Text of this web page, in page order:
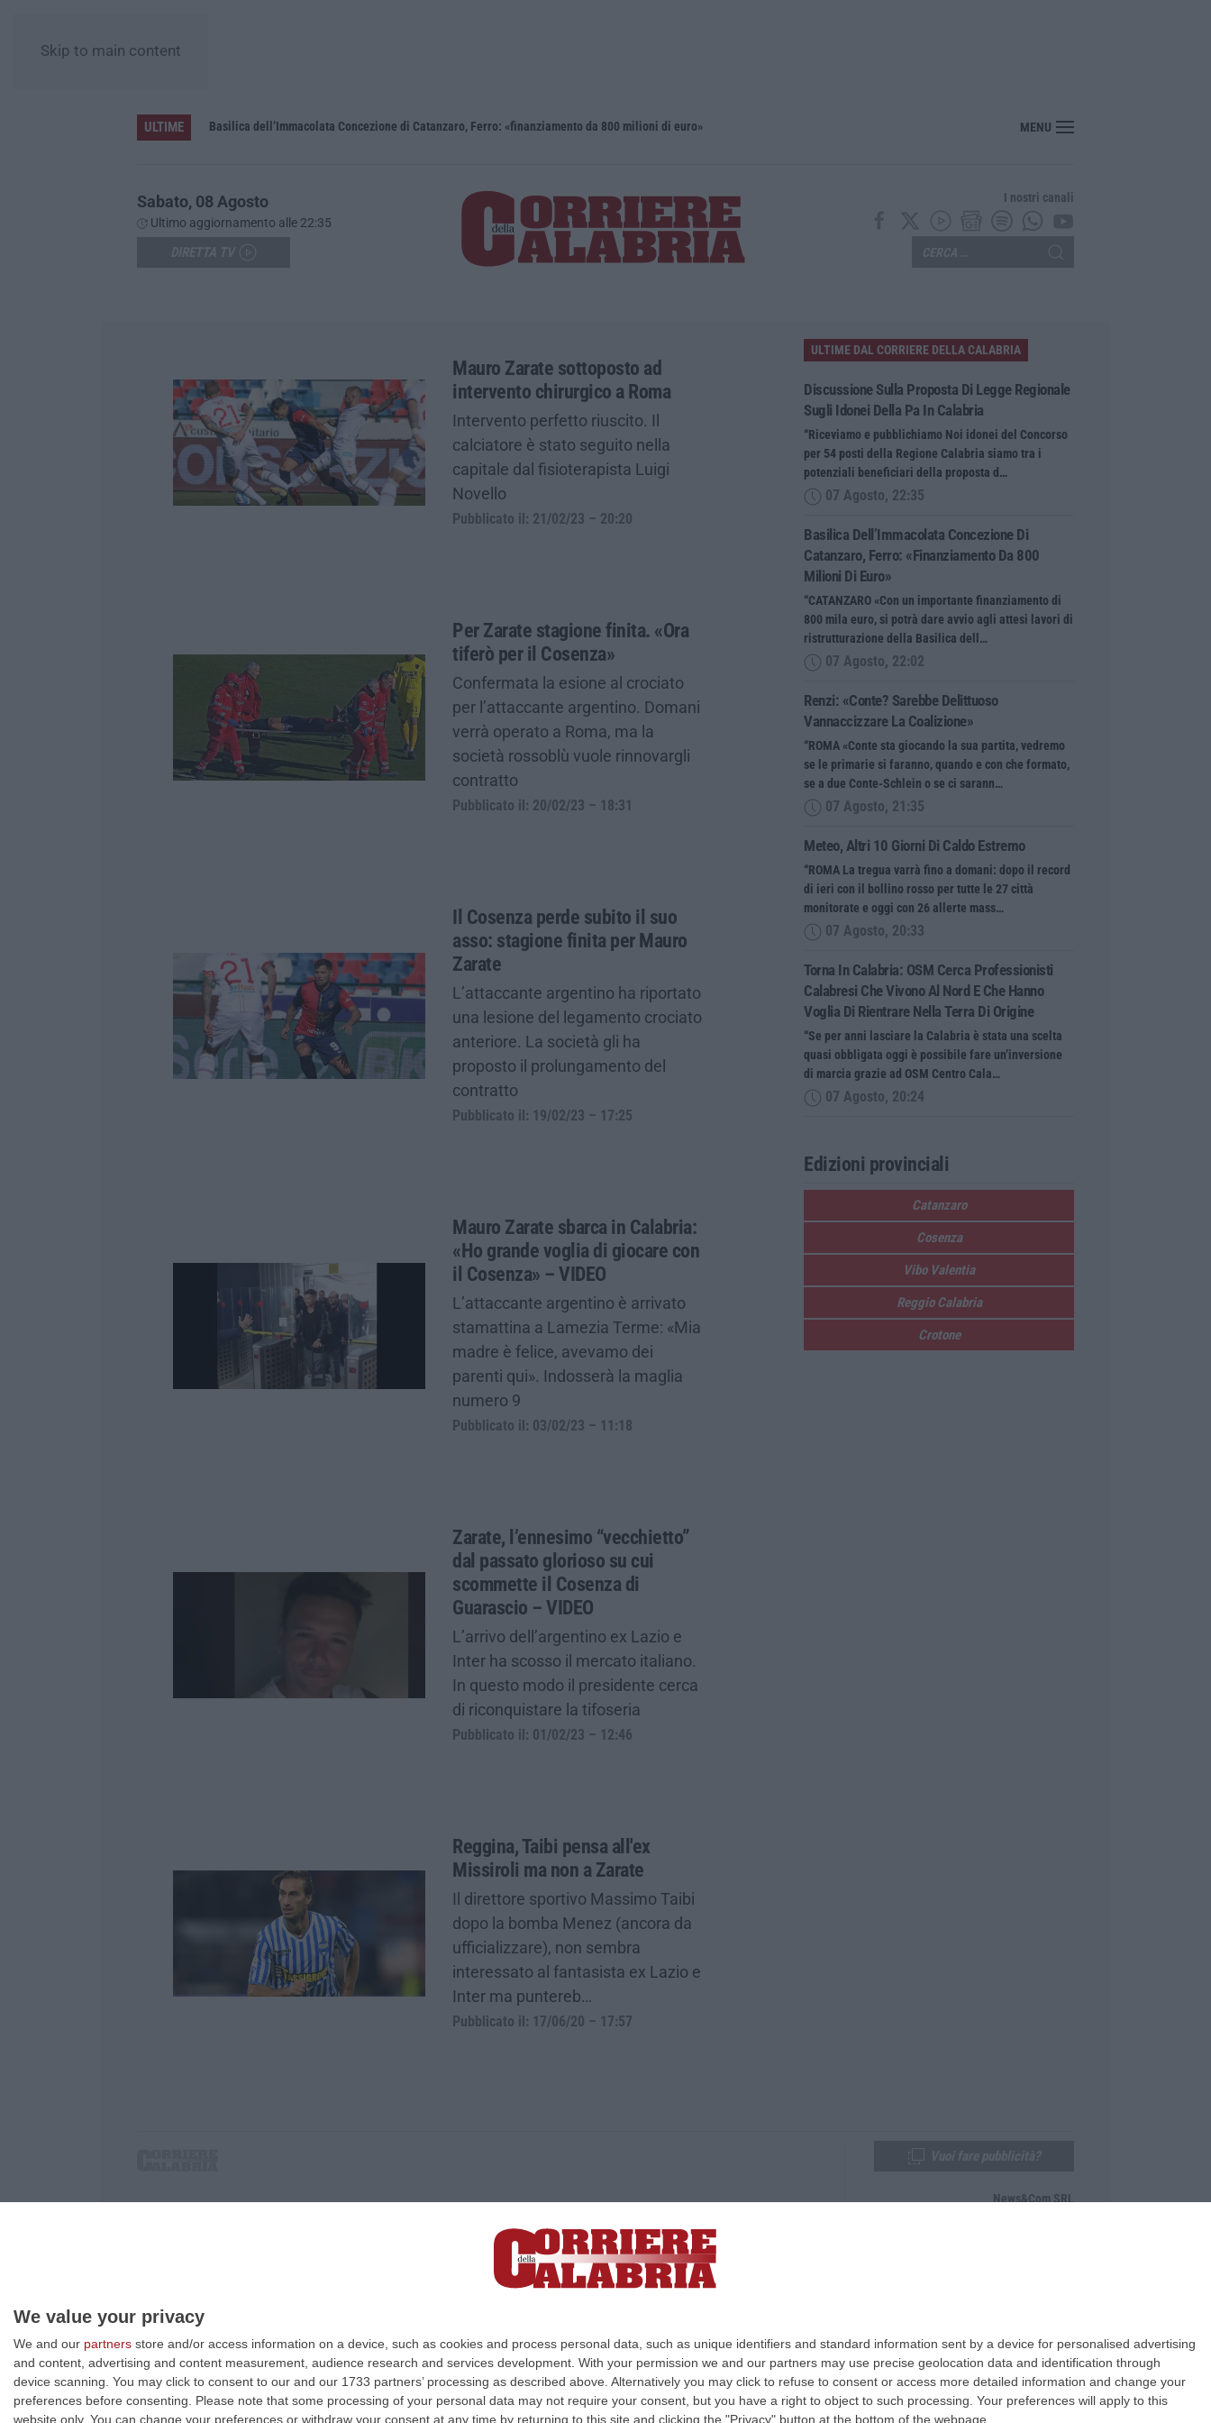
We value your privacy
We and our partners store and/or access information on a device, such as cookies and process personal data, such as unique identifiers and standard information sent by a device for personalised advertising
and content, advertising and content measurement, audience research and services development. With your permission we and our partners may use precise geolocation data and identification through
device scanning. You may click to consent to our and our 1733 partners’ processing as described above. Alternatively you may click to refuse to consent or access more detailed information and change your
preferences before consenting.
Please note that some processing of your personal data may not require your consent, but you have a right to object to such processing. Your preferences will apply to this
website only. You can change your preferences or withdraw your consent at any time by returning to this site and clicking the "Privacy" button at the bottom of the webpage.
Skip to main content
ULTIME Basilica dell’Immacolata Concezione di Catanzaro, Ferro: «finanziamento da 800 milioni di euro» Renzi: «Conte? Sarebbe delittuoso vannaccizzare la coalizione»
MENU
Sabato, 08 Agosto
Ultimo aggiornamento alle 22:35
I nostri canali
Mauro Zarate sottoposto ad
intervento chirurgico a Roma
Intervento perfetto riuscito. Il
calciatore è stato seguito nella
capitale dal fisioterapista Luigi
Novello
Pubblicato il: 21/02/23 – 20:20
Per Zarate stagione finita. «Ora
tiferò per il Cosenza»
Confermata la esione al crociato
per l’attaccante argentino. Domani
verrà operato a Roma, ma la
società rossoblù vuole rinnovargli
contratto
Pubblicato il: 20/02/23 – 18:31
Il Cosenza perde subito il suo
asso: stagione finita per Mauro
Zarate
L’attaccante argentino ha riportato
una lesione del legamento crociato
anteriore. La società gli ha
proposto il prolungamento del
contratto
Pubblicato il: 19/02/23 – 17:25
Mauro Zarate sbarca in Calabria:
«Ho grande voglia di giocare con
il Cosenza» – VIDEO
L’attaccante argentino è arrivato
stamattina a Lamezia Terme: «Mia
madre è felice, avevamo dei
parenti qui». Indosserà la maglia
numero 9
Pubblicato il: 03/02/23 – 11:18
Zarate, l’ennesimo “vecchietto”
dal passato glorioso su cui
scommette il Cosenza di
Guarascio – VIDEO
L’arrivo dell’argentino ex Lazio e
Inter ha scosso il mercato italiano.
In questo modo il presidente cerca
di riconquistare la tifoseria
Pubblicato il: 01/02/23 – 12:46
Reggina, Taibi pensa all'ex
Missiroli ma non a Zarate
Il direttore sportivo Massimo Taibi
dopo la bomba Menez (ancora da
ufficializzare), non sembra
interessato al fantasista ex Lazio e
Inter ma puntereb…
Pubblicato il: 17/06/20 – 17:57
ULTIME DAL CORRIERE DELLA CALABRIA
Discussione Sulla Proposta Di Legge Regionale
Sugli Idonei Della Pa In Calabria
“Riceviamo e pubblichiamo Noi idonei del Concorso
per 54 posti della Regione Calabria siamo tra i
potenziali beneficiari della proposta d…
07 Agosto, 22:35
Basilica Dell’Immacolata Concezione Di
Catanzaro, Ferro: «finanziamento Da 800
Milioni Di Euro»
“CATANZARO «Con un importante finanziamento di
800 mila euro, si potrà dare avvio agli attesi lavori di
ristrutturazione della Basilica dell…
07 Agosto, 22:02
Renzi: «Conte? Sarebbe Delittuoso
Vannaccizzare La Coalizione»
“ROMA «Conte sta giocando la sua partita, vedremo
se le primarie si faranno, quando e con che formato,
se a due Conte-Schlein o se ci sarann…
07 Agosto, 21:35
Meteo, Altri 10 Giorni Di Caldo Estremo
“ROMA La tregua varrà fino a domani: dopo il record
di ieri con il bollino rosso per tutte le 27 città
monitorate e oggi con 26 allerte mass…
07 Agosto, 20:33
Torna In Calabria: OSM Cerca Professionisti
Calabresi Che Vivono Al Nord E Che Hanno
Voglia Di Rientrare Nella Terra Di Origine
“Se per anni lasciare la Calabria è stata una scelta
quasi obbligata oggi è possibile fare un’inversione
di marcia grazie ad OSM Centro Cala…
07 Agosto, 20:24
Edizioni provinciali
Catanzaro
Cosenza
Vibo Valentia
Reggio Calabria
Crotone
P.IVA. 03199620794, Via del mare 6/G, S.Eufemia, Lamezia Terme (CZ)
Iscrizione tribunale di Lamezia Terme 5/2011 - Direttore responsabile Paola Militano |Privacy
News&Com SRL
Design: cfweb